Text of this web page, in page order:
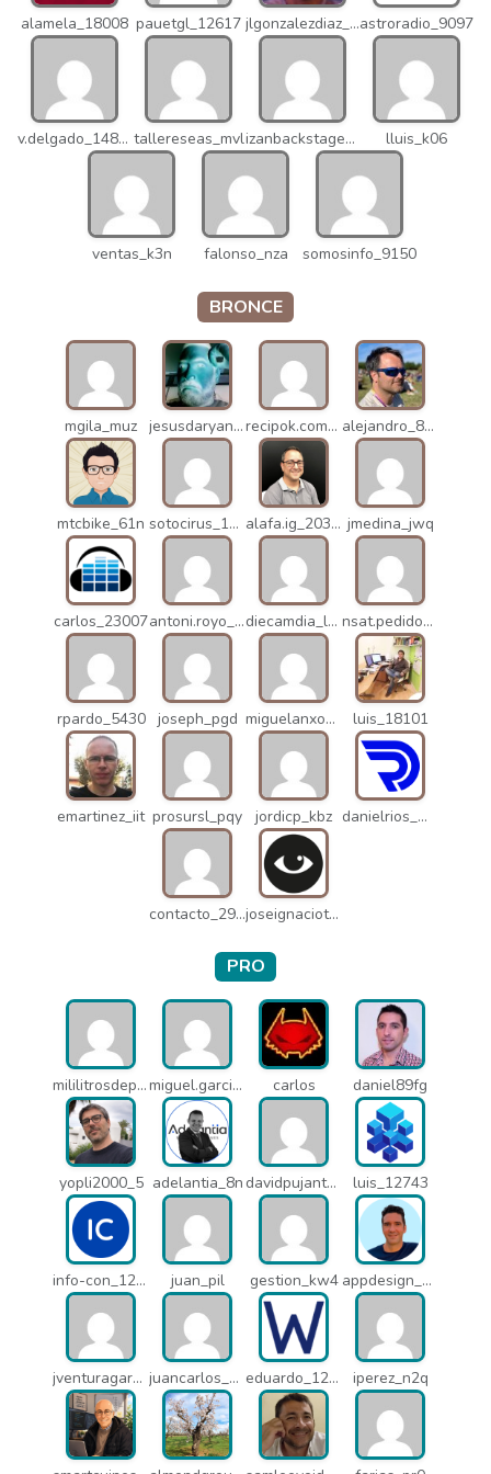
alamela_18008 pauetgl_12617 jlgonzalezdiaz_12316astroradio_9097
v.delgado_14821 tallereseas_mvl izanbackstage_14556 lluis_k06
ventas_k3n falonso_nza somosinfo_9150
BRONCE
mgila_muz jesusdaryanani_mko recipok.com_n5u alejandro_8931
mtcbike_61n sotocirus_11872 alafa.ig_20338 jmedina_jwq
carlos_23007 antoni.royo_10023 diecamdia_l27 nsat.pedidos_1235
rpardo_5430 joseph_pgd miguelanxogomez_21982 luis_18101
emartinez_iit prosursl_pqy jordicp_kbz danielrios_mqb
contacto_2906 joseignaciot_q66
PRO
mililitrosdeperfume_lao miguel.garcia_l25 carlos daniel89fg
yopli2000_5 adelantia_8n davidpujantelopez_mrf luis_12743
info-con_12812 juan_pil gestion_kw4 appdesign_pbe
jventuragarcia_13040 juancarlos_ptr eduardo_12367 iperez_n2q